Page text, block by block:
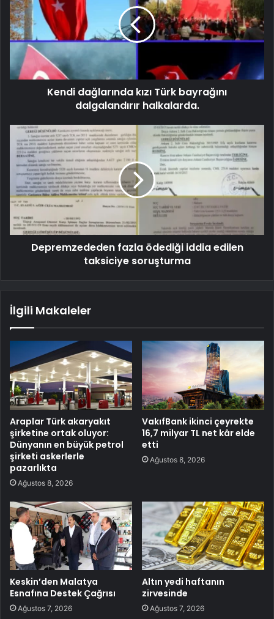
Kendi dağlarında kızı Türk bayrağını
dalgalandırır halkalarda.
Depremzededen fazla ödediği iddia edilen
taksiciye soruşturma
İlgili Makaleler
Araplar Türk akaryakıt
şirketine ortak oluyor:
Dünyanın en büyük petrol
şirketi askerlerle
pazarlıkta
Ağustos 8, 2026
VakıfBank ikinci çeyrekte
16,7 milyar TL net kâr elde
etti
Ağustos 8, 2026
Keskin’den Malatya
Esnafına Destek Çağrısı
Ağustos 7, 2026
Altın yedi haftanın
zirvesinde
Ağustos 7, 2026